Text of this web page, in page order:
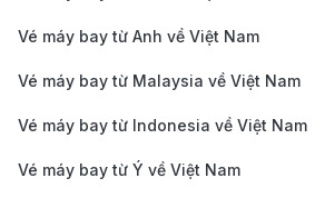
Dương. Đây là phương tiện tiết
những ai không mang theo nhiều
nghỉ dưỡng tại Thẩm Dương cung
Vé máy bay từ Anh về Việt Nam
Vé máy bay từ Malaysia về Việt Nam
Vé máy bay từ Indonesia về Việt Nam
Vé máy bay từ Ý về Việt Nam